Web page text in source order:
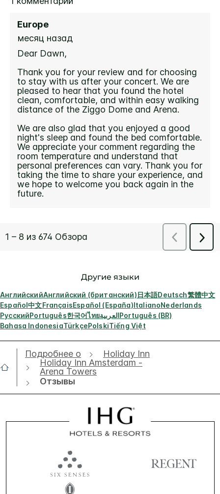
Другие языки
АнглийскийАнглийский (британский)日本語Deutsch繁體中文
Español中文FrançaisEspañol (España)ItalianoNederlands
РусскийPortuguês한국어ไทยالعربيةPortuguês (BR)
Bahasa IndonesiaTürkçePolskiTiếng Việt
Подробнее о
Holiday Inn
Holiday Inn Amsterdam -
Arena Towers
Отзывы